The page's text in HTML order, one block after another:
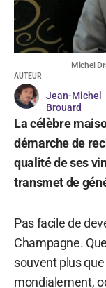
Michel
AUTEUR
Jean-Michel
Brouard
La célèbre
démarche de
qualité de ses
transmet de
Pas facile de
Champagne.
souvent plus
mondialement,